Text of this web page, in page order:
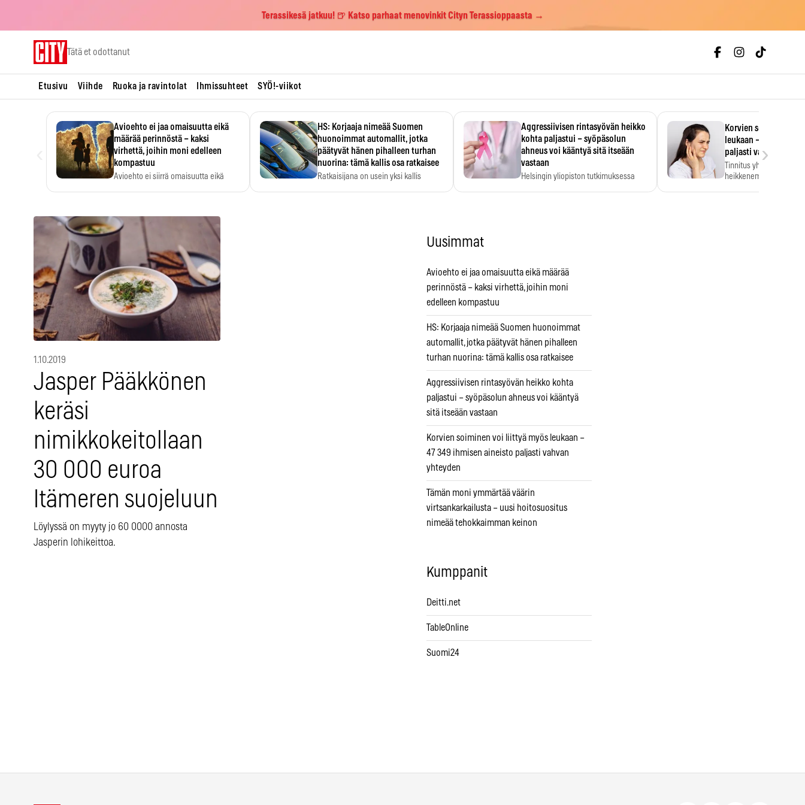
Terassikesä jatkuu! 🍺 Katso parhaat menovinkit Cityn Terassioppaasta →
Tätä et odottanut
Etusivu Viihde Ruoka ja ravintolat Ihmissuhteet SYÖ!-viikot
Avioehto ei jaa omaisuutta eikä
määrää perinnöstä – kaksi
virhettä, joihin moni edelleen
kompastuu
Avioehto ei siirrä omaisuutta eikä
HS: Korjaaja nimeää Suomen
huonoimmat automallit, jotka
päätyvät hänen pihalleen turhan
nuorina: tämä kallis osa ratkaisee
Ratkaisijana on usein yksi kallis
Aggressiivisen rintasyövän heikko
kohta paljastui – syöpäsolun
ahneus voi kääntyä sitä itseään
vastaan
Helsingin yliopiston tutkimuksessa
Korvien soiminen
leukaan – 47 349
paljasti vahvan
Tinnitus yhdistetään
heikkenemiseen.
›
1.10.2019
Jasper Pääkkönen
keräsi
nimikkokeitollaan
30 000 euroa
Itämeren suojeluun
Löylyssä on myyty jo 60 0000 annosta
Jasperin lohikeittoa.
Uusimmat
Avioehto ei jaa omaisuutta eikä määrää
perinnöstä – kaksi virhettä, joihin moni
edelleen kompastuu
HS: Korjaaja nimeää Suomen huonoimmat
automallit, jotka päätyvät hänen pihalleen
turhan nuorina: tämä kallis osa ratkaisee
Aggressiivisen rintasyövän heikko kohta
paljastui – syöpäsolun ahneus voi kääntyä
sitä itseään vastaan
Korvien soiminen voi liittyä myös leukaan –
47 349 ihmisen aineisto paljasti vahvan
yhteyden
Tämän moni ymmärtää väärin
virtsankarkailusta – uusi hoitosuositus
nimeää tehokkaimman keinon
Kumppanit
Deitti.net
TableOnline
Suomi24